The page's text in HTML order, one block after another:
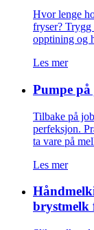
Hvor lenge
fryser?
opptining og
Les mer
Pumpe
Tilbake på
perfeksjon.
ta vare på
Les mer
brystmelk